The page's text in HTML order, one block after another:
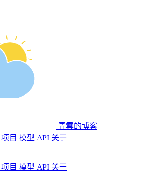
青雲的博客
项目 模型 API 关于
项目 模型 API 关于